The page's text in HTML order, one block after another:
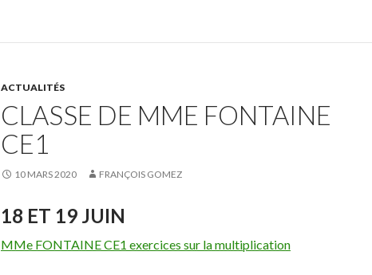
ACTUALITÉS
CLASSE DE MME FONTAINE
CE1
10 MARS 2020 FRANÇOIS GOMEZ
18 ET 19 JUIN
MMe FONTAINE CE1 exercices sur la multiplication